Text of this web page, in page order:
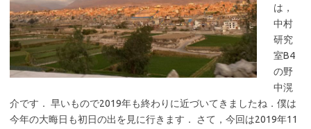
は，
中村
研究
室B4
の野
中滉
介です． 早いもので2019年も終わりに近づいてきましたね．僕は
今年の大晦日も初日の出を見に行きます． さて，今回は2019年11